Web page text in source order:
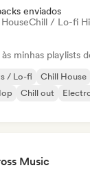
enviados
Chill / Lo-fi
minhas playlists
/ Lo-fi
Chill House
Chill out
Music